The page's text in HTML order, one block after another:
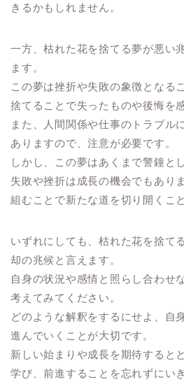
きるかもしれません。
一方、枯れた花を捨てる夢が悪い
ます。
この夢は挫折や失敗の象徴となる
捨てることで失ったものや後悔を
また、人間関係や仕事のトラブル
ありますので、注意が必要です。
しかし、この夢はあくまで警鐘と
失敗や挫折は成長の機会でもあり
組むことで新たな道を切り開くこ
いずれにしても、枯れた花を捨て
却の兆候と言えます。
自身の状況や感情と照らし合わせ
考えてみてください。
どのような解釈をするにせよ、自
進んでいくことが大切です。
新しい始まりや成長を期待すると
学び、前進することを忘れずにい